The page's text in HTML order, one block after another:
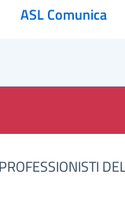
ASL Comunica